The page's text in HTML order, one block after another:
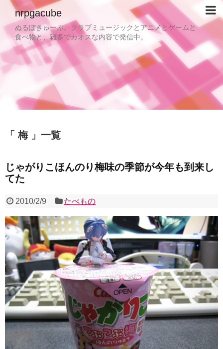
nrpgacube
ぬるぽきゅーぶ。クラブミュージックとアニメとゲームと
食べ物と、雑多でカオスな内容で発信中。
梅 一覧
じゃがりこほんのり梅味の季節が今年も到来し
てた
2010/2/9 たべもの